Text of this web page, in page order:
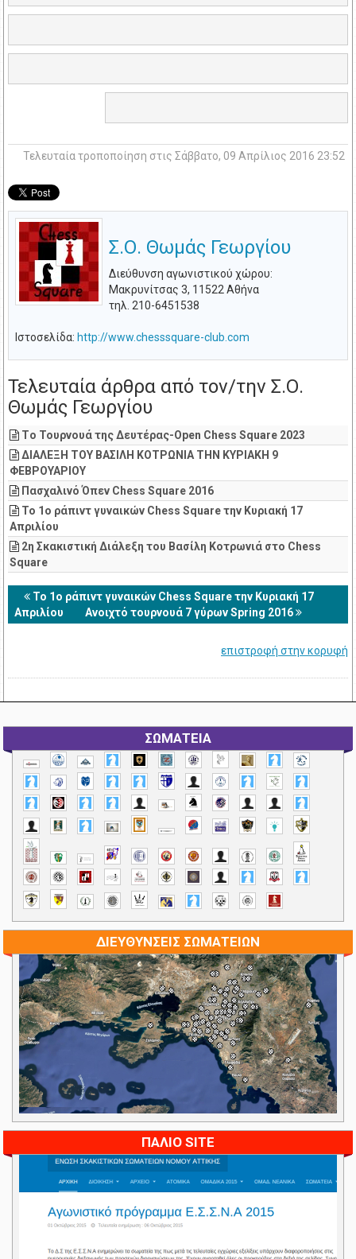
Τελευταία τροποποίηση στις Σάββατο, 09 Απρίλιος 2016 23:52
Σ.Ο. Θωμάς Γεωργίου
Διεύθυνση αγωνιστικού χώρου:
Μακρυνίτσας 3, 11522 Αθήνα
τηλ. 210-6451538
Ιστοσελίδα: http://www.chesssquare-club.com
Τελευταία άρθρα από τον/την Σ.Ο.
Θωμάς Γεωργίου
Τo Τουρνουά της Δευτέρας-Open Chess Square 2023
ΔΙΑΛΕΞΗ ΤΟΥ ΒΑΣΙΛΗ ΚΟΤΡΩΝΙΑ ΤΗΝ ΚΥΡΙΑΚΗ 9
ΦΕΒΡΟΥΑΡΙΟΥ
Πασχαλινό Όπεν Chess Square 2016
Το 1ο ράπιντ γυναικών Chess Square την Κυριακή 17
Απριλίου
2η Σκακιστική Διάλεξη του Βασίλη Κοτρωνιά στο Chess
Square
Το 1ο ράπιντ γυναικών Chess Square την Κυριακή 17
Απριλίου
Ανοιχτό τουρνουά 7 γύρων Spring 2016
επιστροφή στην κορυφή
ΣΩΜΑΤΕΙΑ
ΔΙΕΥΘΥΝΣΕΙΣ ΣΩΜΑΤΕΙΩΝ
ΠΑΛΙΟ SITE